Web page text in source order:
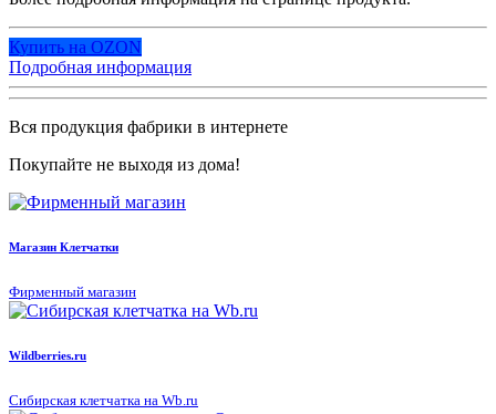
Купить на OZON
Подробная информация
Вся продукция фабрики в интернете
Покупайте не выходя из дома!
Магазин Клетчатки
Фирменный магазин
Wildberries.ru
Сибирская клетчатка на Wb.ru